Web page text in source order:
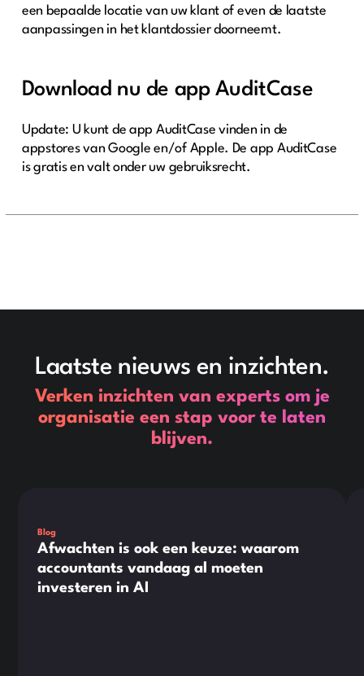
een bepaalde locatie van uw klant of even de laatste
aanpassingen in het klantdossier doorneemt.
Download nu de app AuditCase
Update: U kunt de app AuditCase vinden in de
appstores van Google en/of Apple. De app AuditCase
is gratis en valt onder uw gebruiksrecht.
Laatste nieuws en inzichten.
Verken inzichten van experts om je
organisatie een stap voor te laten
blijven.
Blog
Afwachten is ook een keuze: waarom
accountants vandaag al moeten
investeren in AI